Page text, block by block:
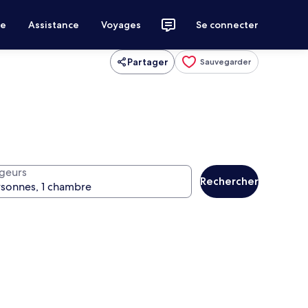
Assistance Voyages Se connecter
Partager Sauvegarder
Rechercher